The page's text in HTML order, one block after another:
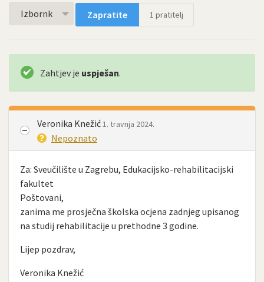
Izbornk Zapratite 1 pratitelj
Zahtjev je uspješan.
Veronika Knežić 1. travnja 2024.
Nepoznato
Za: Sveučilište u Zagrebu, Edukacijsko-rehabilitacijski
fakultet
Poštovani,
zanima me prosječna školska ocjena zadnjeg upisanog
na studij rehabilitacije u prethodne 3 godine.
Lijep pozdrav,
Veronika Knežić